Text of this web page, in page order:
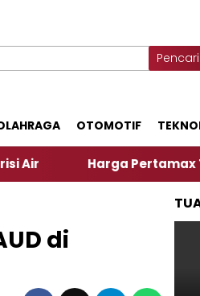
OTOMOTIF
Harga Pertamax Turun Per
di